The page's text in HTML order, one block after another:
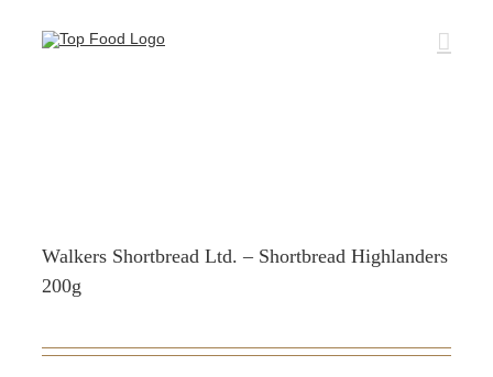
Inhalt
Walkers Shortbread Ltd. – Shortbread Highlanders
200g